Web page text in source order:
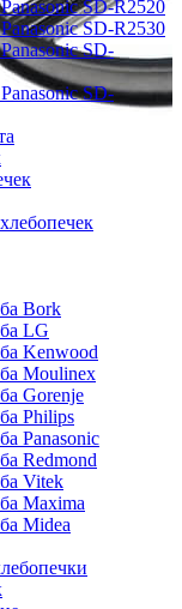
SD-R2520
SD-R2530
SD-
SD-
Bork
LG
Kenwood
Moulinex
Gorenje
Philips
Panasonic
Redmond
Vitek
Maxima
Midea